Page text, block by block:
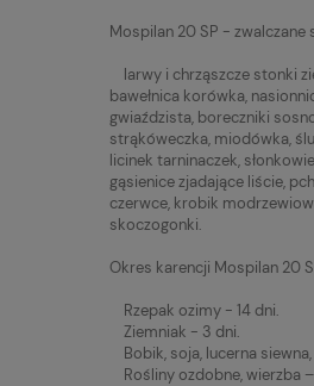
Mospilan 20 SP - zwalczane
larwy i chrząszcze stonki
bawełnica korówka,
gwiaździsta, boreczniki
strąkóweczka, miodówka,
licinek tarninaczek,
gąsienice zjadające liście,
czerwce, krobik
skoczogonki.
Okres karencji Mospilan 20
Rzepak ozimy - 14 dni.
Ziemniak - 3 dni.
Bobik, soja, lucerna
Rośliny ozdobne, wierzba